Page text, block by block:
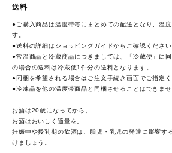
送料
●ご購入商品は温度帯毎にまとめての配送となり、温
す。
●送料の詳細は ショッピングガイドからご確認ください
●常温商品と冷蔵商品につきましては、「冷蔵便」に
の場合の送料は冷蔵便1件分の送料となります。
●同梱を希望される場合はご注文手続き画面でご指定く
●冷凍品を他の温度帯商品と同梱させることはできま
お酒は20歳になってから。
お酒はおいしく適量を。
妊娠中や授乳期の飲酒は、胎児・乳児の発達に影響す
けましょう。